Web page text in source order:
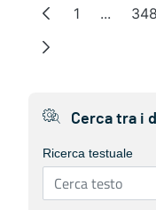
Page
1 ... 348
Cerca tra i
Ricerca testuale